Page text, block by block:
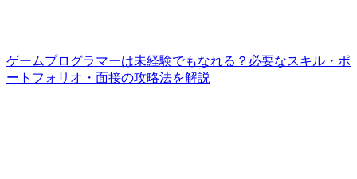
ゲームプログラマーは未経験でもなれる？必要なスキル・ポ
ートフォリオ・面接の攻略法を解説